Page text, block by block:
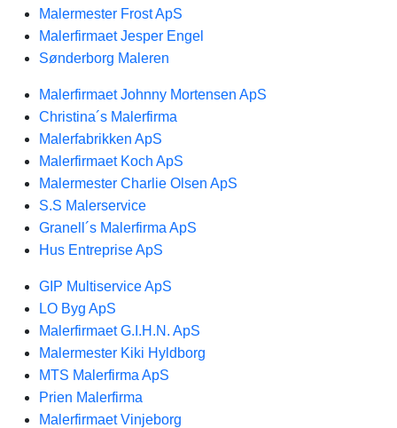
Malermester Frost ApS
Malerfirmaet Jesper Engel
Sønderborg Maleren
Malerfirmaet Johnny Mortensen ApS
Christina´s Malerfirma
Malerfabrikken ApS
Malerfirmaet Koch ApS
Malermester Charlie Olsen ApS
S.S Malerservice
Granell´s Malerfirma ApS
Hus Entreprise ApS
GIP Multiservice ApS
LO Byg ApS
Malerfirmaet G.I.H.N. ApS
Malermester Kiki Hyldborg
MTS Malerfirma ApS
Prien Malerfirma
Malerfirmaet Vinjeborg